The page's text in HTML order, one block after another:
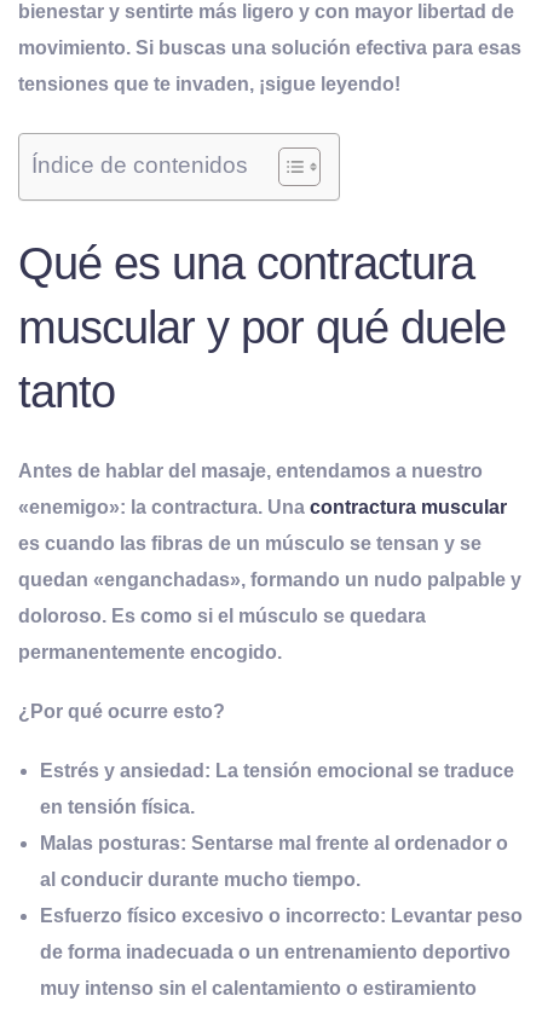
bienestar y sentirte más ligero y con mayor libertad de
movimiento. Si buscas una solución efectiva para esas
tensiones que te invaden, ¡sigue leyendo!
Índice de contenidos
Qué es una contractura
muscular y por qué duele
tanto
Antes de hablar del masaje, entendamos a nuestro
«enemigo»: la contractura. Una contractura muscular
es cuando las fibras de un músculo se tensan y se
quedan «enganchadas», formando un nudo palpable y
doloroso. Es como si el músculo se quedara
permanentemente encogido.
¿Por qué ocurre esto?
Estrés y ansiedad: La tensión emocional se traduce
en tensión física.
Malas posturas: Sentarse mal frente al ordenador o
al conducir durante mucho tiempo.
Esfuerzo físico excesivo o incorrecto: Levantar peso
de forma inadecuada o un entrenamiento deportivo
muy intenso sin el calentamiento o estiramiento